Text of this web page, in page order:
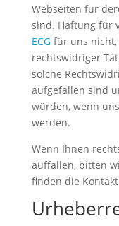
Webseiten für
sind. Haftung für
ECG für uns
rechtswidriger
solche
aufgefallen sind
würden, wenn
werden.
Wenn Ihnen
auffallen, bitten
finden die